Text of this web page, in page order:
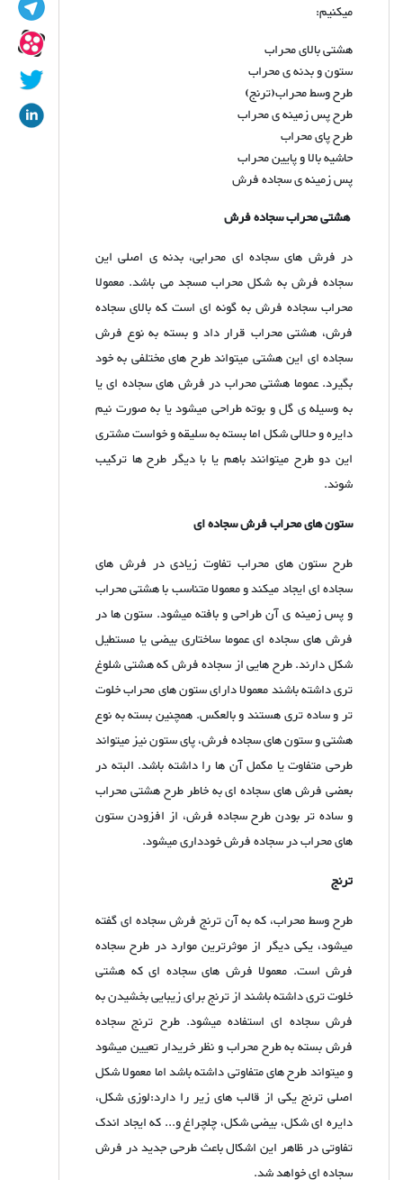
میکنیم:
هشتی بالای محراب
ستون و بدنه ی محراب
طرح وسط محراب(ترنج)
طرح پس زمینه ی محراب
طرح پای محراب
حاشیه بالا و پایین محراب
پس زمینه ی سجاده فرش
هشتی محراب سجاده فرش
در فرش های سجاده ای محرابی، بدنه ی اصلی این
سجاده فرش به شکل محراب مسجد می باشد. معمولا
محراب سجاده فرش به گونه ای است که بالای سجاده
فرش، هشتی محراب قرار داد و بسته به نوع فرش
سجاده ای این هشتی میتواند طرح های مختلفی به خود
بگیرد. عموما هشتی محراب در فرش های سجاده ای یا
به وسیله ی گل و بوته طراحی میشود یا به صورت نیم
دایره و حلالی شکل اما بسته به سلیقه و خواست مشتری
این دو طرح میتوانند باهم یا با دیگر طرح ها ترکیب
شوند.
ستون های محراب فرش سجاده ای
طرح ستون های محراب تفاوت زیادی در فرش های
سجاده ای ایجاد میکند و معمولا متناسب با هشتی محراب
و پس زمینه ی آن طراحی و بافته میشود. ستون ها در
فرش های سجاده ای عموما ساختاری بیضی یا مستطیل
شکل دارند. طرح هایی از سجاده فرش که هشتی شلوغ
تری داشته باشند معمولا دارای ستون های محراب خلوت
تر و ساده تری هستند و بالعکس. همچنین بسته به نوع
هشتی و ستون های سجاده فرش، پای ستون نیز میتواند
طرحی متفاوت یا مکمل آن ها را داشته باشد. البته در
بعضی فرش های سجاده ای به خاطر طرح هشتی محراب
و ساده تر بودن طرح سجاده فرش، از افزودن ستون
های محراب در سجاده فرش خودداری میشود.
ترنج
طرح وسط محراب، که به آن ترنج فرش سجاده ای گفته
میشود، یکی دیگر از موثرترین موارد در طرح سجاده
فرش است. معمولا فرش های سجاده ای که هشتی
خلوت تری داشته باشند از ترنج برای زیبایی بخشیدن به
فرش سجاده ای استفاده میشود. طرح ترنج سجاده
فرش بسته به طرح محراب و نظر خریدار تعیین میشود
و میتواند طرح های متفاوتی داشته باشد اما معمولا شکل
اصلی ترنج یکی از قالب های زیر را دارد:لوزی شکل،
دایره ای شکل، بیضی شکل، چلچراغ و... که ایجاد اندک
تفاوتی در ظاهر این اشکال باعث طرحی جدید در فرش
سجاده ای خواهد شد.